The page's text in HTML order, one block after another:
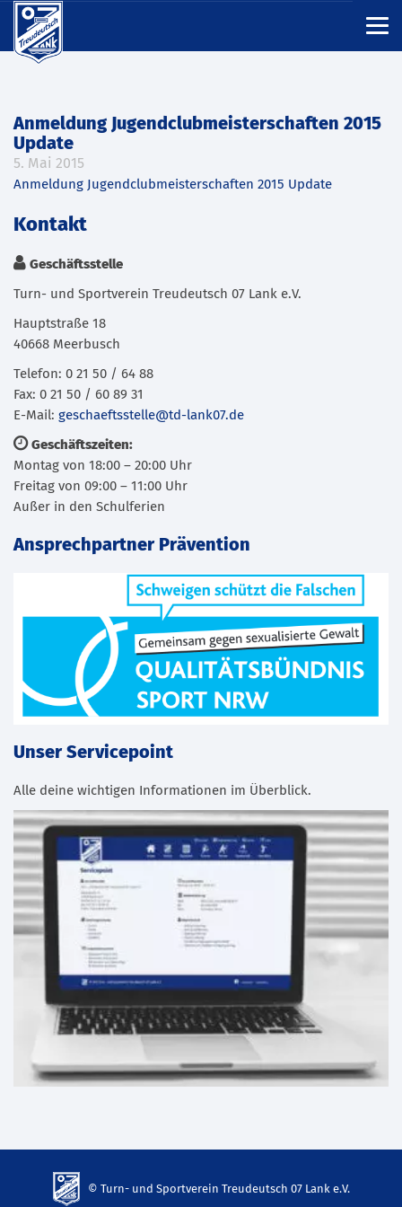
Anmeldung Jugendclubmeisterschaften 2015
Update
5. Mai 2015
Anmeldung Jugendclubmeisterschaften 2015 Update
Kontakt
Geschäftsstelle
Turn- und Sportverein Treudeutsch 07 Lank e.V.
Hauptstraße 18
40668 Meerbusch
Telefon: 0 21 50 / 64 88
Fax: 0 21 50 / 60 89 31
E-Mail: geschaeftsstelle@td-lank07.de
Geschäftszeiten:
Montag von 18:00 – 20:00 Uhr
Freitag von 09:00 – 11:00 Uhr
Außer in den Schulferien
Ansprechpartner Prävention
Unser Servicepoint
Alle deine wichtigen Informationen im Überblick.
© Turn- und Sportverein Treudeutsch 07 Lank e.V.